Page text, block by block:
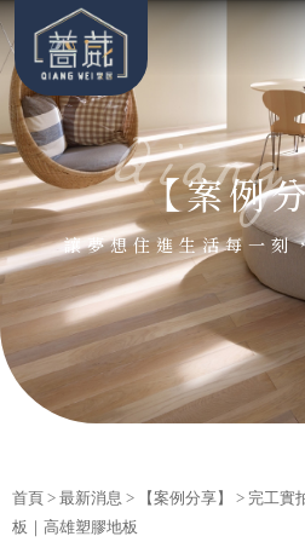
【案例
首頁 > 最新消息 > 【案例分享】
> 完工實
板｜高雄塑膠地板